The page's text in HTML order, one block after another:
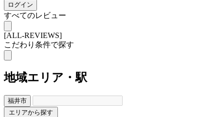
ログイン
すべてのレビュー
[ALL-REVIEWS]
こだわり条件で探す
地域エリア・駅
福井市
エリアから探す